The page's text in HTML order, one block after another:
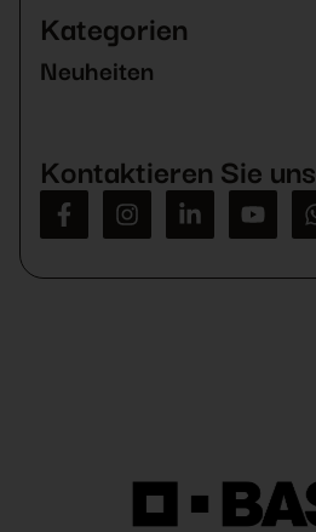
Feld
Kategorien
Neuheiten
Kontaktieren Sie uns